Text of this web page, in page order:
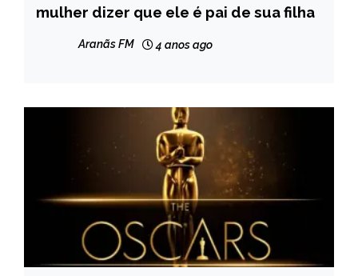
mulher dizer que ele é pai de sua filha
Aranãs FM 4 anos ago